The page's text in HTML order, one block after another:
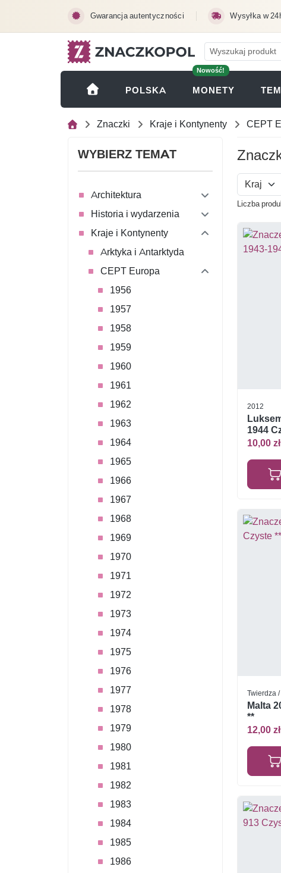
Gwarancja autentyczności Wysyłka w
POLSKA
Nowość!
MONETY
Znaczki Kraje i Kontynenty CEPT
WYBIERZ TEMAT
Architektura
Historia i wydarzenia
Kraje i Kontynenty
Arktyka i Antarktyda
CEPT Europa
1956
1957
1958
1959
1960
1961
1962
1963
1964
1965
1966
1967
1968
1969
1970
1971
1972
1973
1974
1975
1976
1977
1978
1979
1980
1981
1982
1983
1984
1985
1986
Kraj
Liczba
2012
1944
10,00 zł
Twierdza
Malta
**
12,00 zł